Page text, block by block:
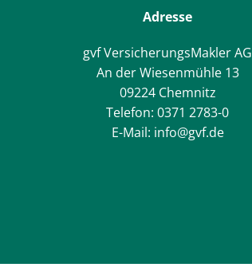
Adresse
gvf VersicherungsMakler AG
An der Wiesenmühle 13
09224 Chemnitz
Telefon: 0371 2783-0
E-Mail: info@gvf.de